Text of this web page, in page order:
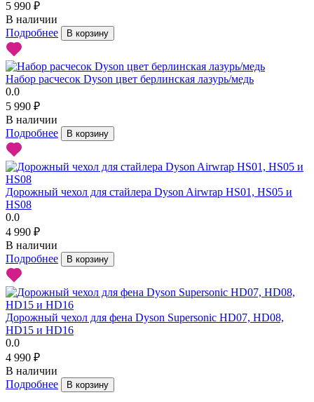
5 990 ₽
В наличии
Подробнее
В корзину
Набор расчесок Dyson цвет берлинская лазурь/медь
0.0
5 990 ₽
В наличии
Подробнее
В корзину
Дорожный чехол для стайлера Dyson Airwrap HS01, HS05 и
HS08
0.0
4 990 ₽
В наличии
Подробнее
В корзину
Дорожный чехол для фена Dyson Supersonic HD07, HD08,
HD15 и HD16
0.0
4 990 ₽
В наличии
Подробнее
В корзину